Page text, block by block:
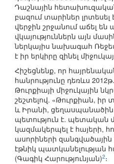
Դաշնային հետախուզական
բազում տարիներ լրտեսել
վերջին շրջանում աճել են
վկայություններն այն
ներկայիս նախագահ
է իր երկիրը զինել
Հիշեցնենք, որ
հանրությունը դեռևս
Թուրքիայի միջուկային
շեշտելով. «Թուրքիան, իր
և Իրանի, ցեղասպանածին
պետություն է. պետական
կազմակերպել է հայերի,
ասորիների զանգվածային
էթնիկ պատկանելության
(Գագիկ Հարությունյան)2։